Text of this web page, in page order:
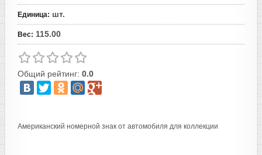
Единица: шт.
Вес: 115.00
Общий рейтинг: 0.0
Американский номерной знак от автомобиля для коллекции